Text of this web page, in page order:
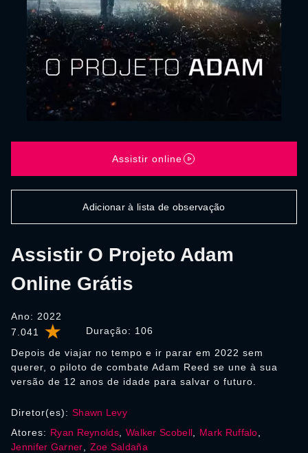
7.041 Duração: 106
Assistir O Projeto Adam
Online Grátis
Ano: 2022
Depois de viajar no tempo e ir parar em 2022 sem
querer, o piloto de combate Adam Reed se une à sua
versão de 12 anos de idade para salvar o futuro.
Assistir online
Adicionar à lista de observação
Diretor(es): Shawn Levy
Atores: Ryan Reynolds, Walker Scobell Mark Ruffalo
Jennifer Garner
Zoe Saldaña